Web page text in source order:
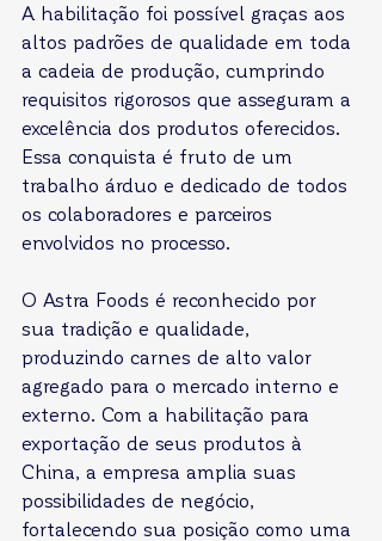
A habilitação foi possível graças aos
altos padrões de qualidade em toda
a cadeia de produção, cumprindo
requisitos rigorosos que asseguram a
excelência dos produtos oferecidos.
Essa conquista é fruto de um
trabalho árduo e dedicado de todos
os colaboradores e parceiros
envolvidos no processo.
O Astra Foods é reconhecido por
sua tradição e qualidade,
produzindo carnes de alto valor
agregado para o mercado interno e
externo. Com a habilitação para
exportação de seus produtos à
China, a empresa amplia suas
possibilidades de negócio,
fortalecendo sua posição como uma